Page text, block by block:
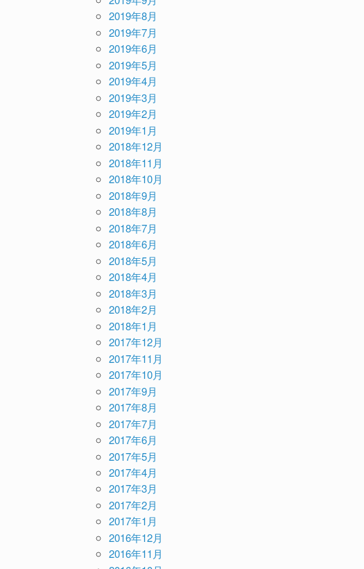
2019年8月
2019年7月
2019年6月
2019年5月
2019年4月
2019年3月
2019年2月
2019年1月
2018年12月
2018年11月
2018年10月
2018年9月
2018年8月
2018年7月
2018年6月
2018年5月
2018年4月
2018年3月
2018年2月
2018年1月
2017年12月
2017年11月
2017年10月
2017年9月
2017年8月
2017年7月
2017年6月
2017年5月
2017年4月
2017年3月
2017年2月
2017年1月
2016年12月
2016年11月